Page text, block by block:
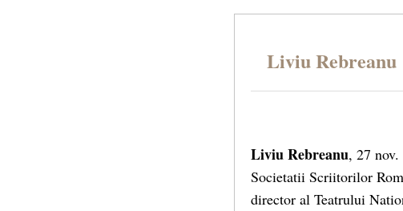
Liviu Rebreanu
Liviu Rebreanu, 27
Societatii Scriitorilor
director al Teatrului